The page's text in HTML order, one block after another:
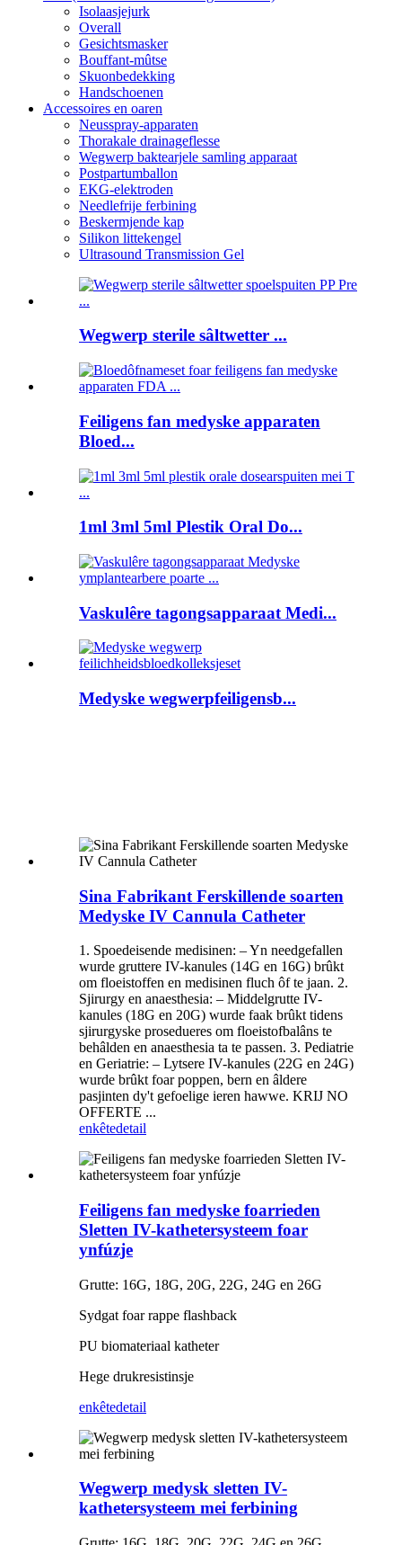
Isolaasjejurk
Overall
Gesichtsmasker
Bouffant-mûtse
Skuonbedekking
Handschoenen
Accessoires en oaren
Neusspray-apparaten
Thorakale drainageflesse
Wegwerp baktearjele samling apparaat
Postpartumballon
EKG-elektroden
Needlefrije ferbining
Beskermjende kap
Silikon littekengel
Ultrasound Transmission Gel
Wegwerp sterile sâltwetter ...
Feiligens fan medyske apparaten
Bloed...
1ml 3ml 5ml Plestik Oral Do...
Vaskulêre tagongsapparaat Medi...
Medyske wegwerpfeiligensb...
Sina Fabrikant Ferskillende soarten
Medyske IV Cannula Catheter
1. Spoedeisende medisinen: – Yn needgefallen
wurde gruttere IV-kanules (14G en 16G) brûkt
om floeistoffen en medisinen fluch ôf te jaan. 2.
Sjirurgy en anaesthesia: – Middelgrutte IV-
kanules (18G en 20G) wurde faak brûkt tidens
sjirurgyske prosedueres om floeistofbalâns te
behâlden en anaesthesia ta te passen. 3. Pediatrie
en Geriatrie: – Lytsere IV-kanules (22G en 24G)
wurde brûkt foar poppen, bern en âldere
pasjinten dy't gefoelige ieren hawwe. KRIJ NO
OFFERTE ...
enkêtedetail
Feiligens fan medyske foarrieden
Sletten IV-kathetersysteem foar
ynfúzje
Grutte: 16G, 18G, 20G, 22G, 24G en 26G
Sydgat foar rappe flashback
PU biomateriaal katheter
Hege drukresistinsje
enkêtedetail
Wegwerp medysk sletten IV-
kathetersysteem mei ferbining